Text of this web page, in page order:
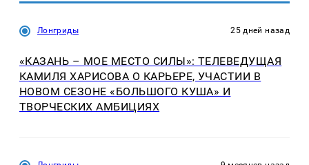
Лонгриды 25 дней назад
«КАЗАНЬ – МОЕ МЕСТО СИЛЫ»: ТЕЛЕВЕДУЩАЯ
КАМИЛЯ ХАРИСОВА О КАРЬЕРЕ, УЧАСТИИ В
НОВОМ СЕЗОНЕ «БОЛЬШОГО КУША» И
ТВОРЧЕСКИХ АМБИЦИЯХ